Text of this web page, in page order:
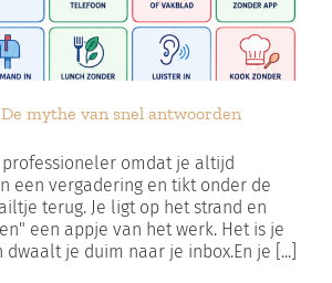
mythe van snel antwoorden
omdat je altijd
een vergadering en tikt onder de
terug. Je ligt op het strand en
een appje van het werk. Het is je
je duim naar je inbox.En je [...]